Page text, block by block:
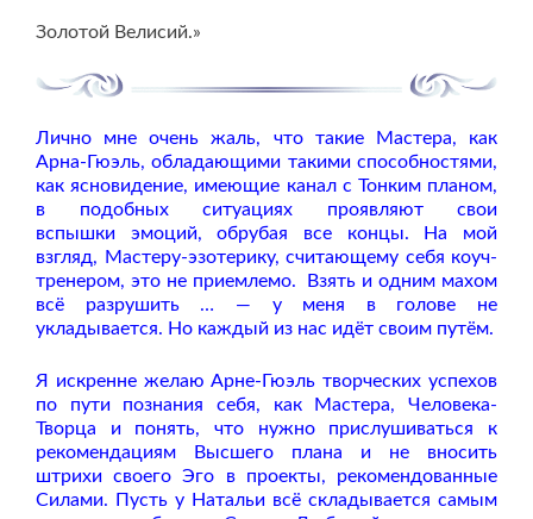
Золотой Велисий.»
Лично мне очень жаль, что такие Мастера, как
Арна-Гюэль, обладающими такими способностями,
как ясновидение, имеющие канал с Тонким планом,
в подобных ситуациях проявляют свои
вспышки эмоций, обрубая все концы. На мой
взгляд, Мастеру-эзотерику, считающему себя коуч-
тренером, это не приемлемо. Взять и одним махом
всё разрушить … — у меня в голове не
укладывается. Но каждый из нас идёт своим путём.
Я искренне желаю Арне-Гюэль творческих успехов
по пути познания себя, как Мастера, Человека-
Творца и понять, что нужно прислушиваться к
рекомендациям Высшего плана и не вносить
штрихи своего Эго в проекты, рекомендованные
Силами. Пусть у Натальи всё складывается самым